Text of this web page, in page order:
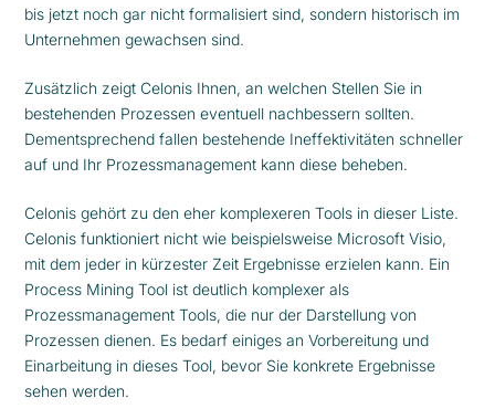
bis jetzt noch gar nicht formalisiert sind, sondern historisch im
Unternehmen gewachsen sind.
Zusätzlich zeigt Celonis Ihnen, an welchen Stellen Sie in
bestehenden Prozessen eventuell nachbessern sollten.
Dementsprechend fallen bestehende Ineffektivitäten schneller
auf und Ihr Prozessmanagement kann diese beheben.
Celonis gehört zu den eher komplexeren Tools in dieser Liste.
Celonis funktioniert nicht wie beispielsweise Microsoft Visio,
mit dem jeder in kürzester Zeit Ergebnisse erzielen kann. Ein
Process Mining Tool ist deutlich komplexer als
Prozessmanagement Tools, die nur der Darstellung von
Prozessen dienen. Es bedarf einiges an Vorbereitung und
Einarbeitung in dieses Tool, bevor Sie konkrete Ergebnisse
sehen werden.